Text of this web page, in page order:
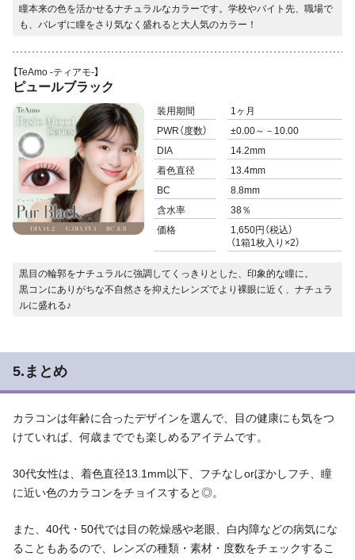
瞳本来の色を活かせるナチュラルなカラーです。学校やバイト先、職場で
も、バレずに瞳をさり気なく盛れると大人気のカラー！
【TeAmo -ティアモ-】
ピュールブラック
装用期間
1ヶ月
PWR （度数）
±0.00～－10.00
DIA
14.2mm
着色直径
13.4mm
BC
8.8mm
含水率
38％
価格
1,650円（税込）
（1箱1枚入り×2）
黒目の輪郭をナチュラルに強調してくっきりとした、印象的な瞳に。
黒コンにありがちな不自然さを抑えたレンズでより裸眼に近く、ナチュラ
ルに盛れる♪
5.まとめ
カラコンは年齢に合ったデザインを選んで、目の健康にも気をつ
けていれば、何歳まででも楽しめるアイテムです。
30代女性は、着色直径13.1mm以下、フチなしorぼかしフチ、瞳
に近い色のカラコンをチョイスすると◎。
また、40代・50代では目の乾燥感や老眼、白内障などの病気にな
ることもあるので、レンズの種類・素材・度数をチェックするこ